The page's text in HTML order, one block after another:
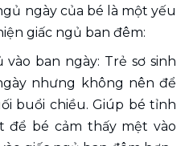
ngày của bé là một yếu
giấc ngủ ban đêm:
ban ngày: Trẻ sơ sinh
nhưng không nên để
buổi chiều. Giúp bé tỉnh
để bé cảm thấy mệt vào